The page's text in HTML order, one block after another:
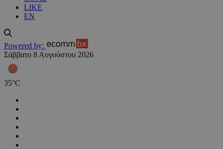
LIKE
EN
Powered by:
Σάββατο 8 Αυγούστου 2026
35°C